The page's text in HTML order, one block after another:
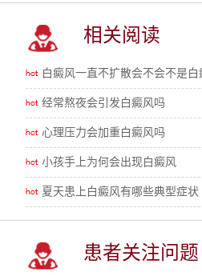
相关阅读
白癜风一直不扩散会不会不是白
经常熬夜会引发白癜风吗
心理压力会加重白癜风吗
小孩手上为何会出现白癜风
夏天患上白癜风有哪些典型症状
患者关注问题